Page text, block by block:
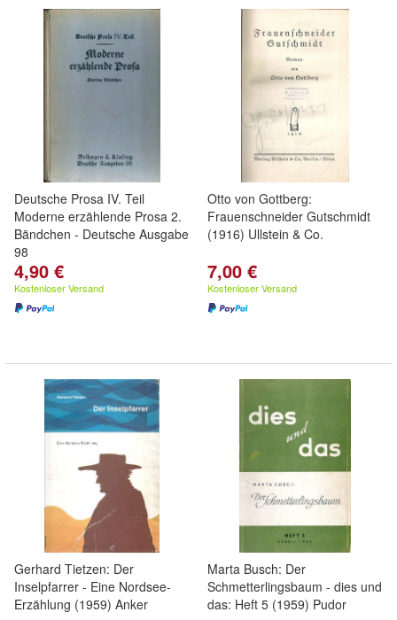
Deutsche Prosa IV. Teil
Moderne erzählende Prosa 2.
Bändchen - Deutsche Ausgabe
98
4,90 €
Kostenloser Versand
Otto von Gottberg:
Frauenschneider Gutschmidt
(1916) Ullstein & Co.
7,00 €
Kostenloser Versand
Gerhard Tietzen: Der
Inselpfarrer - Eine Nordsee-
Erzählung (1959) Anker
Marta Busch: Der
Schmetterlingsbaum - dies und
das: Heft 5 (1959) Pudor